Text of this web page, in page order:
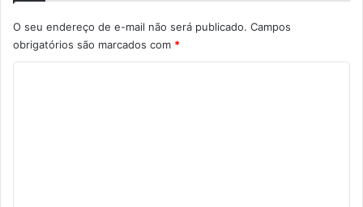
O seu endereço de e-mail não será publicado. Campos
obrigatórios são marcados com *